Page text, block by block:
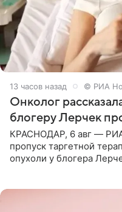
13 часов назад © РИА
Онколог
блогеру Лерчек
КРАСНОДАР, 6 авг —
пропуск таргетной
опухоли у блогера